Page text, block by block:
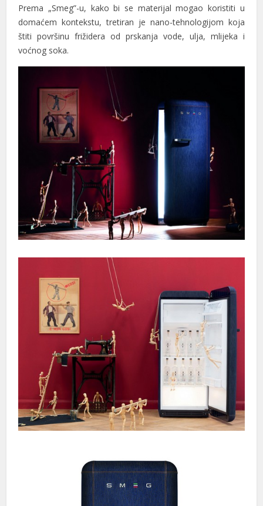
Prema „Smeg”-u, kako bi se materijal mogao koristiti u
domaćem kontekstu, tretiran je nano-tehnologijom koja
štiti površinu frižidera od prskanja vode, ulja, mlijeka i
voćnog soka.